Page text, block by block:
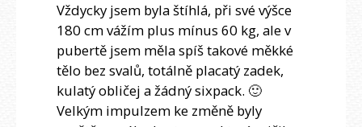
Vždycky jsem byla štíhlá, při své výšce
180 cm vážím plus mínus 60 kg, ale v
pubertě jsem měla spíš takové měkké
tělo bez svalů, totálně placatý zadek,
kulatý obličej a žádný sixpack. 🙂
Velkým impulzem ke změně byly